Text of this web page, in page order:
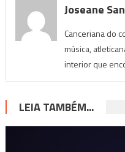
Joseane
Canceriana do
música,
interior que
LEIA TAMBÉM...